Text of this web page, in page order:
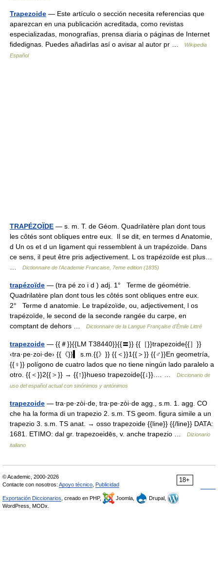
Trapezoide — Este artículo o sección necesita referencias que
aparezcan en una publicación acreditada, como revistas
especializadas, monografías, prensa diaria o páginas de Internet
fidedignas. Puedes añadirlas así o avisar al autor pr …
Wikipedia
Español
TRAPÉZOÏDE — s. m. T. de Géom. Quadrilatère plan dont tous
les côtés sont obliques entre eux. Il se dit, en termes d Anatomie,
d Un os et d un ligament qui ressemblent à un trapézoïde. Dans
ce sens, il peut être pris adjectivement. L os trapézoïde est plus…
Dictionnaire de l'Academie Francaise, 7eme edition (1835)
trapézoïde — (tra pé zo i d ) adj. 1° Terme de géométrie.
Quadrilatère plan dont tous les côtés sont obliques entre eux.
2° Terme d anatomie. Le trapézoïde, ou, adjectivement, l os
trapézoïde, le second de la seconde rangée du carpe, en
comptant de dehors …
Dictionnaire de la Langue Française d'Émile Littré
trapezoide — {{＃}}{{LM T38440}}{{〓}} {{［}}trapezoide{{］}}
‹tra·pe·zoi·de› {{《}}▍ s.m.{{》}} {{＜}}1{{＞}} {{♂}}En geometría,
{{♀}} polígono de cuatro lados que no tiene ningún lado paralelo a
otro. {{＜}}2{{＞}} → {{↑}}hueso trapezoide{{↓}}.… …
Diccionario de
uso del español actual con sinónimos y antónimos
trapezoide — tra·pe·zòi·de, tra·pe·zòi·de agg., s.m. 1. agg. CO
che ha la forma di un trapezio 2. s.m. TS geom. figura simile a un
trapezio 3. s.m. TS anat. → osso trapezoide {{line}} {{/line}} DATA:
1681. ETIMO: dal gr. trapezoeidēs, v. anche trapezio …
Dizionario
italiano
18+
© Academic, 2000-2026
Contacte con nosotros: Apoyo técnico Publicidad
Exportación Diccionarios , creado en PHP, Joomla,
Drupal,
WordPress, MODx.